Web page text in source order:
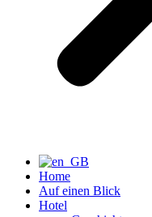
Home
Auf einen Blick
Hotel